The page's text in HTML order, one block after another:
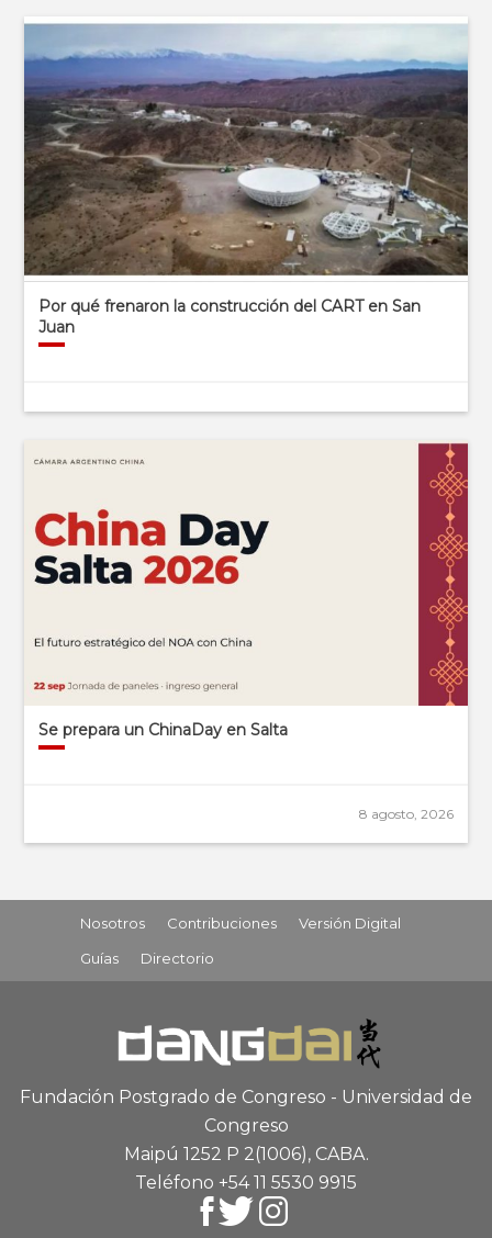
Por qué frenaron la construcción del CART en San
Juan
Se prepara un ChinaDay en Salta
8 agosto, 2026
Nosotros Contribuciones
Versión Digital
Guías
Directorio
Fundación Postgrado de Congreso - Universidad de
Congreso
Maipú 1252 P 2(1006), CABA.
Teléfono +54 11 5530 9915